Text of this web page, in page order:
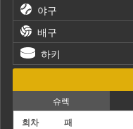
야구
배구
하키
슈렉
회차 패